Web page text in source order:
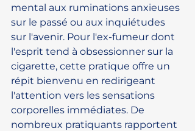
mental aux ruminations anxieuses
sur le passé ou aux inquiétudes
sur l'avenir. Pour l'ex-fumeur dont
l'esprit tend à obsessionner sur la
cigarette, cette pratique offre un
répit bienvenu en redirigeant
l'attention vers les sensations
corporelles immédiates. De
nombreux pratiquants rapportent